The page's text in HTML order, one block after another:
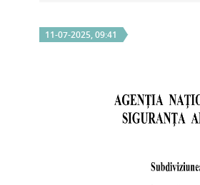
11-07-2025, 09:41